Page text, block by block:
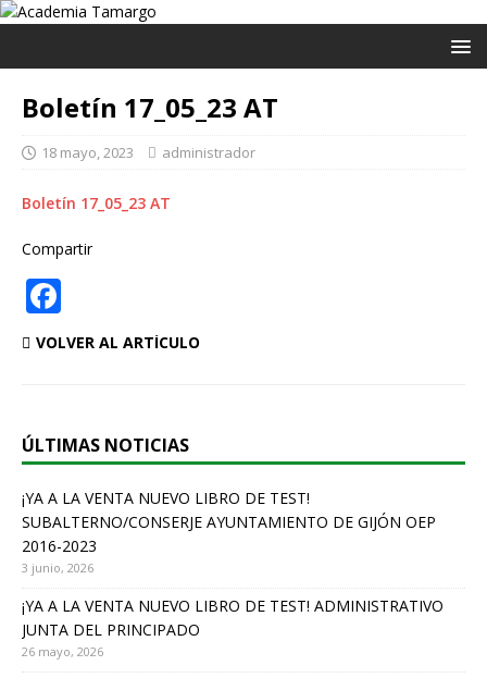
Boletín 17_05_23 AT
18 mayo, 2023 administrador
Boletín 17_05_23 AT
Compartir
a
b
o
o
k
VOLVER AL ARTÍCULO
ÚLTIMAS NOTICIAS
¡YA A LA VENTA NUEVO LIBRO DE TEST!
SUBALTERNO/CONSERJE AYUNTAMIENTO DE GIJÓN OEP
2016-2023
3 junio, 2026
¡YA A LA VENTA NUEVO LIBRO DE TEST! ADMINISTRATIVO
JUNTA DEL PRINCIPADO
26 mayo, 2026